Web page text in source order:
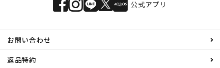
公式アプリ
お問い合わせ
返品特約